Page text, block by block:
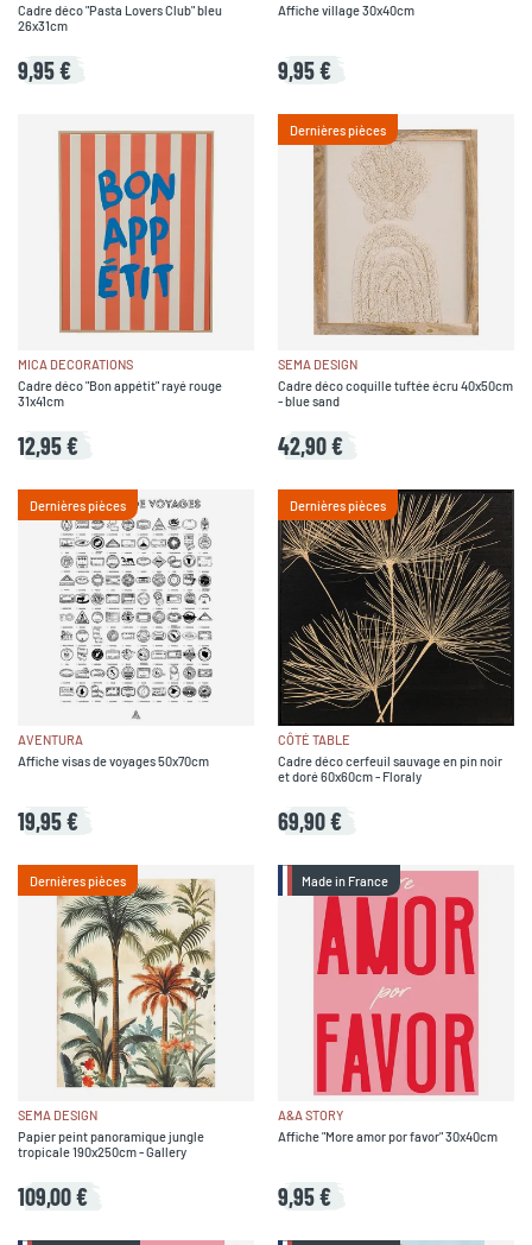
Cadre déco "Pasta Lovers Club" bleu
26x31cm
9,95 €
Affiche village 30x40cm
9,95 €
MICA DECORATIONS
Cadre déco "Bon appétit" rayé rouge
31x41cm
12,95 €
Dernières pièces
SEMA DESIGN
Cadre déco coquille tuftée écru 40x50cm
- blue sand
42,90 €
Dernières pièces
AVENTURA
Affiche visas de voyages 50x70cm
19,95 €
Dernières pièces
CÔTÉ TABLE
Cadre déco cerfeuil sauvage en pin noir
et doré 60x60cm - Floraly
69,90 €
Dernières pièces
SEMA DESIGN
Papier peint panoramique jungle
tropicale 190x250cm - Gallery
109,00 €
Made in France
A&A STORY
Affiche "More amor por favor" 30x40cm
9,95 €